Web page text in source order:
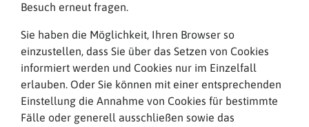
Besuch erneut fragen.
Sie haben die Möglichkeit, Ihren Browser so
einzustellen, dass Sie über das Setzen von Cookies
informiert werden und Cookies nur im Einzelfall
erlauben. Oder Sie können mit einer entsprechenden
Einstellung die Annahme von Cookies für bestimmte
Fälle oder generell ausschließen sowie das